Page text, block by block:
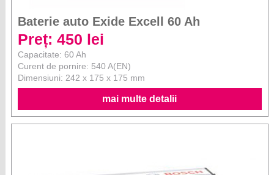
Baterie auto Exide Excell 60 Ah
Preț: 450 lei
Capacitate: 60 Ah
Curent de pornire: 540 A(EN)
Dimensiuni: 242 x 175 x 175 mm
mai multe detalii